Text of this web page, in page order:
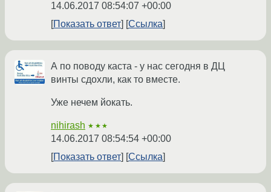
14.06.2017 08:54:07 +00:00
Показать ответ
Ссылка
А по поводу каста - у нас сегодня в ДЦ
винты сдохли, как то вместе.
Уже нечем йокать.
nihirash ★★★
14.06.2017 08:54:54 +00:00
Показать ответ
Ссылка